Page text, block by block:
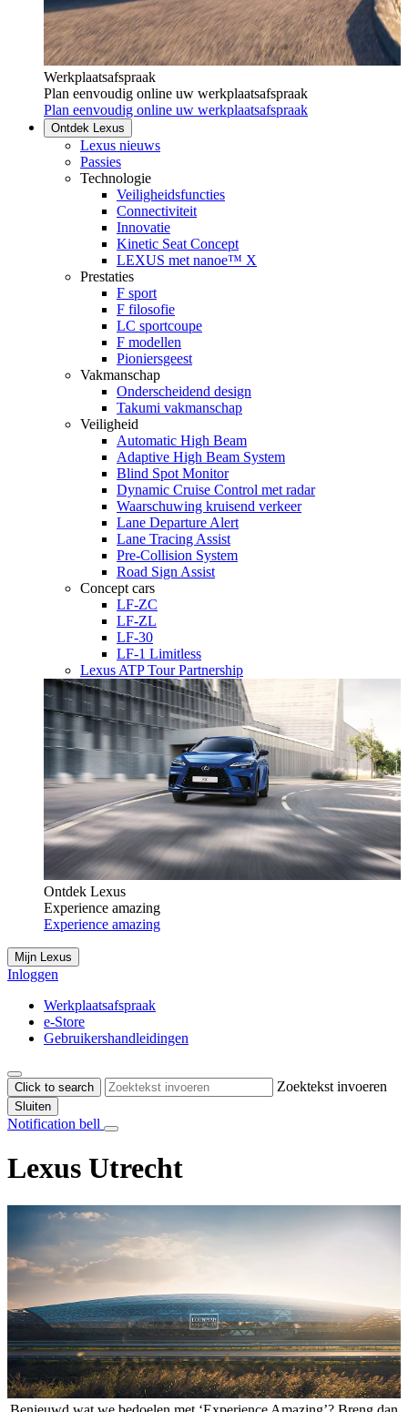
Werkplaatsafspraak
Plan eenvoudig online uw werkplaatsafspraak
Plan eenvoudig online uw werkplaatsafspraak
Ontdek Lexus
Lexus nieuws
Passies
Technologie
Veiligheidsfuncties
Connectiviteit
Innovatie
Kinetic Seat Concept
LEXUS met nanoe™ X
Prestaties
F sport
F filosofie
LC sportcoupe
F modellen
Pioniersgeest
Vakmanschap
Onderscheidend design
Takumi vakmanschap
Veiligheid
Automatic High Beam
Adaptive High Beam System
Blind Spot Monitor
Dynamic Cruise Control met radar
Waarschuwing kruisend verkeer
Lane Departure Alert
Lane Tracing Assist
Pre-Collision System
Road Sign Assist
Concept cars
LF-ZC
LF-ZL
LF-30
LF-1 Limitless
Lexus ATP Tour Partnership
Ontdek Lexus
Experience amazing
Experience amazing
Mijn Lexus
Inloggen
Werkplaatsafspraak
e-Store
Gebruikershandleidingen
Click to search Zoektekst invoeren
Sluiten
Notification bell
Lexus Utrecht